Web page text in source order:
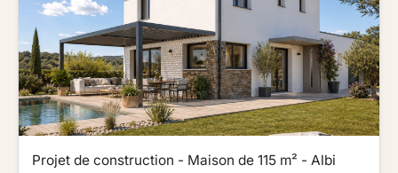
Projet de construction - Maison de 115 m² - Albi